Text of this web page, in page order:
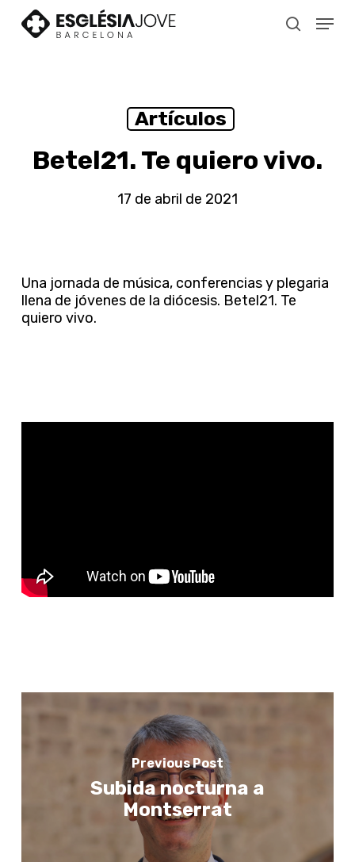
search
Menu
Artículos
Betel21. Te quiero vivo.
17 de abril de 2021
Una jornada de música, conferencias y plegaria
llena de jóvenes de la diócesis. Betel21. Te
quiero vivo.
Previous Post
Subida nocturna a
Montserrat